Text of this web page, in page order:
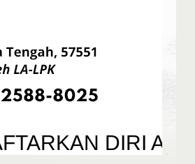
DIRI